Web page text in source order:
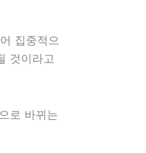
집중적으
것이라고
로 바뀌는